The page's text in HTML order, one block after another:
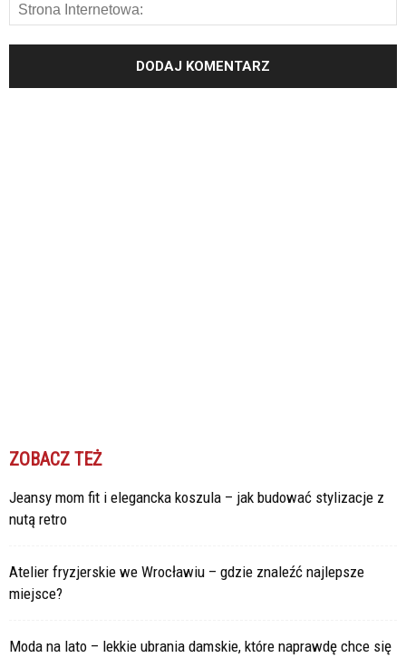
ZOBACZ TEŻ
Jeansy mom fit i elegancka koszula – jak budować stylizacje z
nutą retro
Atelier fryzjerskie we Wrocławiu – gdzie znaleźć najlepsze
miejsce?
Moda na lato – lekkie ubrania damskie, które naprawdę chce się